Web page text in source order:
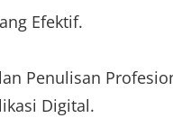
Efektif.
Penulisan
Digital.